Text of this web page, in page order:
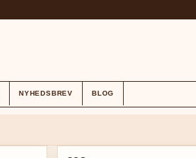
NYHEDSBREV BLOG